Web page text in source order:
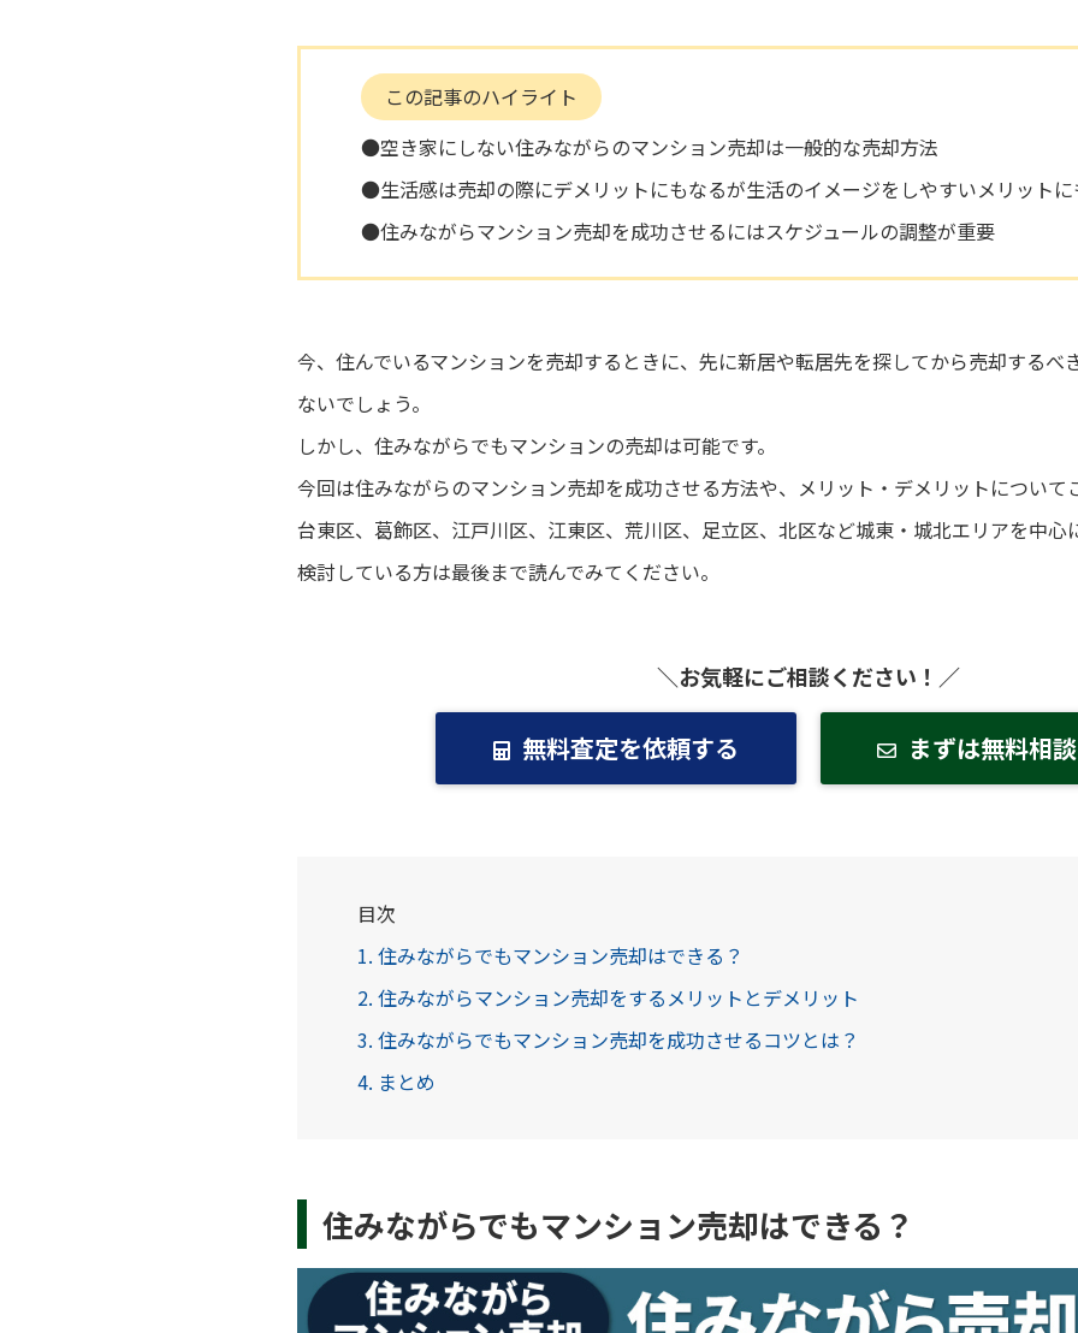
この記事のハイライト
●空き家にしない住みながらのマンション売却は一般的な売却方法
●生活感は売却の際にデメリットにもなるが生活のイメージをしやすいメリット
●住みながらマンション売却を成功させるにはスケジュールの調整が重要
今、住んでいるマンションを売却するときに、先に新居や転居先を探してから売却するべ
ないでしょう。
しかし、住みながらでもマンションの売却は可能です。
今回は住みながらのマンション売却を成功させる方法や、メリット・デメリットについて
台東区、葛飾区、江戸川区、江東区、荒川区、足立区、北区など城東・城北エリアを中
検討している方は最後まで読んでみてください。
＼お気軽にご相談ください！／
無料査定を依頼する まずは無料相
目次
1. 住みながらでもマンション売却はできる？
2. 住みながらマンション売却をするメリットとデメリット
3. 住みながらでもマンション売却を成功させるコツとは？
4. まとめ
住みながらでもマンション売却はできる？